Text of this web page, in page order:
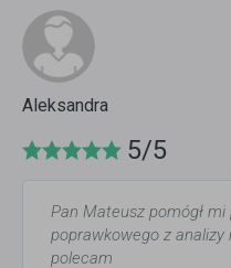
Aleksandra
5/5
Pan Mateusz pomógł
poprawkowego z
polecam